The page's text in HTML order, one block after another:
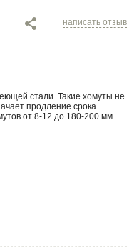
написать отзыв
стали. Такие хомуты не
продление срока
от 8-12 до 180-200 мм.